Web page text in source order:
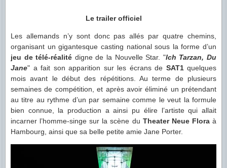
Le trailer officiel
Les allemands n’y sont donc pas allés par quatre chemins,
organisant un gigantesque casting national sous la forme d’un
jeu de télé-réalité digne de la Nouvelle Star. "Ich Tarzan, Du
Jane" a fait son apparition sur les écrans de SAT1quelques
mois avant le début des répétitions. Au terme de plusieurs
semaines de compétition, et après avoir éliminé un prétendant
au titre au rythme d’un par semaine comme le veut la formule
bien connue, la production a ainsi pu élire l’artiste qui allait
incarner l’homme-singe sur la scène du Theater Neue Floraà
Hambourg, ainsi que sa belle petite amie Jane Porter.